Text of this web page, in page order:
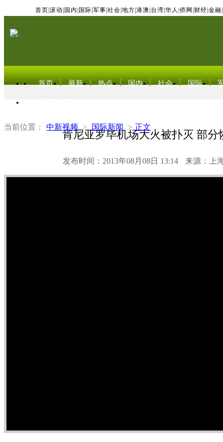
首页 滚动 国内 国际 军事 社会 地方 港澳 台湾 华人 侨网 财经 金融
首页 最新 热点 国内 社会 国际
当前位置： 中新视频 > 国际新闻 > 正文
肯尼亚罗毕机场大火被扑灭 部分
发布时间：2013年08月08日 13:14 来源：上